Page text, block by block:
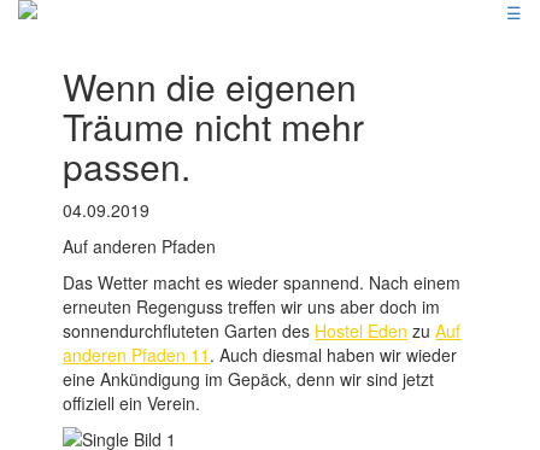
☰
Wenn die eigenen
Träume nicht mehr
passen.
04.09.2019
Auf anderen Pfaden
Das Wetter macht es wieder spannend. Nach einem
erneuten Regenguss treffen wir uns aber doch im
sonnendurchfluteten Garten des Hostel Eden zuAuf
anderen Pfaden 11 . Auch diesmal haben wir wieder
eine Ankündigung im Gepäck, denn wir sind jetzt
offiziell ein Verein.